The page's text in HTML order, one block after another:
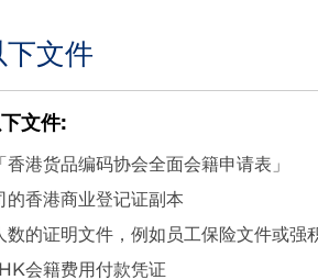
文件
文件:
香港货品编码协会全面会籍申请表」
的香港商业登记证副本
数的证明文件，例如员工保险文件或强
会籍费用付款凭证